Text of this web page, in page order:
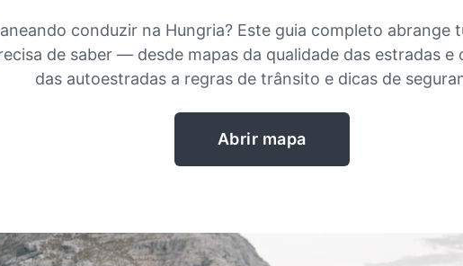
conduzir na Hungria? Este guia completo abrange
de saber — desde mapas da qualidade das estradas e
das autoestradas a regras de trânsito e dicas de
Abrir mapa